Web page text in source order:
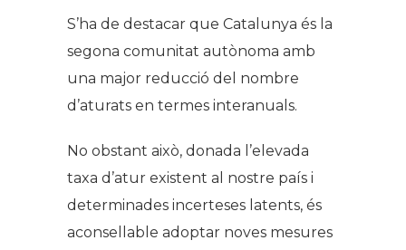
S’ha de destacar que Catalunya és la
segona comunitat autònoma amb
una major reducció del nombre
d’aturats en termes interanuals.
No obstant això, donada l’elevada
taxa d’atur existent al nostre país i
determinades incerteses latents, és
aconsellable adoptar noves mesures